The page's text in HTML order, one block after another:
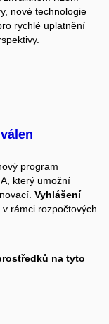
nové technologie
rychlé uplatnění
program
který umožní
Vyhlášení
rámci rozpočtových
na tyto